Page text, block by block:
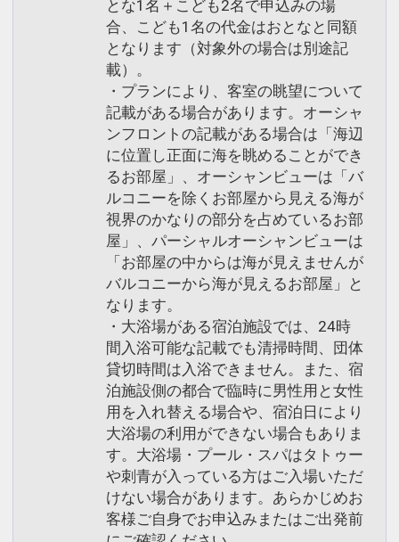
とな1名＋こども2名で申込みの場
合、こども1名の代金はおとなと同額
となります（対象外の場合は別途記
載）。
・プランにより、客室の眺望について
記載がある場合があります。オーシャ
ンフロントの記載がある場合は「海辺
に位置し正面に海を眺めることができ
るお部屋」、オーシャンビューは「バ
ルコニーを除くお部屋から見える海が
視界のかなりの部分を占めているお部
屋」、パーシャルオーシャンビューは
「お部屋の中からは海が見えませんが
バルコニーから海が見えるお部屋」と
なります。
・大浴場がある宿泊施設では、24時
間入浴可能な記載でも清掃時間、団体
貸切時間は入浴できません。また、宿
泊施設側の都合で臨時に男性用と女性
用を入れ替える場合や、宿泊日により
大浴場の利用ができない場合もありま
す。大浴場・プール・スパはタトゥー
や刺青が入っている方はご入場いただ
けない場合があります。あらかじめお
客様ご自身でお申込みまたはご出発前